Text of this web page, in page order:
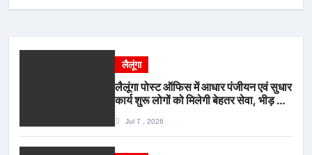
लैलूंगा
लैलूंगा पोस्ट ऑफिस में आधार पंजीयन एवं सुधार
कार्य शुरू लोगों को मिलेगी बेहतर सेवा, भीड़ से
Jul 7 , 2026